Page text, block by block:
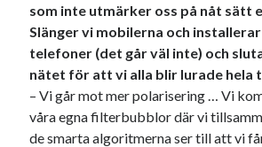
som inte utmärker oss på nåt sätt
Slänger vi mobilerna och
telefoner (det går väl inte) och
nätet för att vi alla blir lurade hela
– Vi går mot mer polarisering … Vi
våra egna filterbubblor där vi
de smarta algoritmerna ser till att vi